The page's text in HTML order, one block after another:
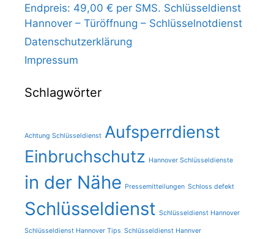
Endpreis: 49,00 € per SMS. Schlüsseldienst
Hannover – Türöffnung – Schlüsselnotdienst
Datenschutzerklärung
Impressum
Schlagwörter
Achtung Schlüsseldienst Aufsperrdienst
Einbruchschutz Hannover Schlüsseldienste
in der Nähe Pressemitteilungen Schloss defekt
Schlüsseldienst Schlüsseldienst Hannover
Schlüsseldienst Hannover Tips Schlüsseldienst Hannver